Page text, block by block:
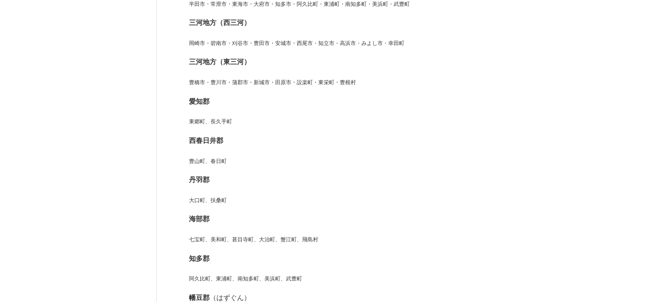
半田市・常滑市・東海市・大府市・知多市・阿久比町・東浦町・南知多町・美浜町・武豊町
三河地方（西三河）
岡崎市・碧南市・刈谷市・豊田市・安城市・西尾市・知立市・高浜市・みよし市・幸田町
三河地方（東三河）
豊橋市・豊川市・蒲郡市・新城市・田原市・設楽町・東栄町・豊根村
愛知郡
東郷町、長久手町
西春日井郡
豊山町、春日町
丹羽郡
大口町、扶桑町
海部郡
七宝町、美和町、甚目寺町、大治町、蟹江町、飛島村
知多郡
阿久比町、東浦町、南知多町、美浜町、武豊町
幡豆郡 （はずぐん）